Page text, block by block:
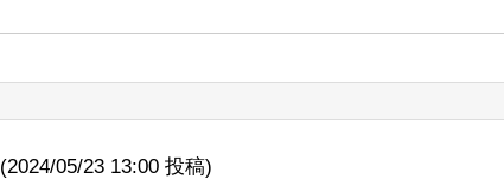
(2024/05/23 13:00 投稿)